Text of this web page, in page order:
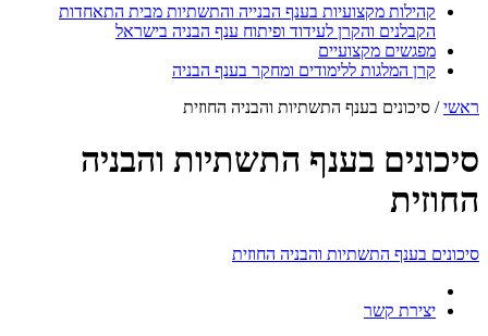
קהילות מקצועיות בענף הבנייה והתשתיות מבית התאחדות
הקבלנים והקרן לעידוד ופיתוח ענף הבניה בישראל
מפגשים מקצועיים
קרן המלגות ללימודים ומחקר בענף הבניה
ראשי/ סיכונים בענף התשתיות והבניה החוזית
סיכונים בענף התשתיות והבניה
החוזית
סיכונים בענף התשתיות והבניה החוזית
יצירת קשר